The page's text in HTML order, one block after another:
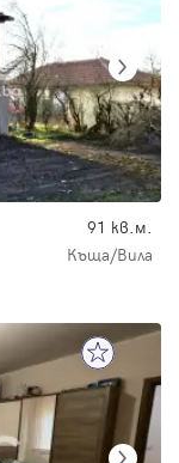
91 кв.м.
Къща/Вила